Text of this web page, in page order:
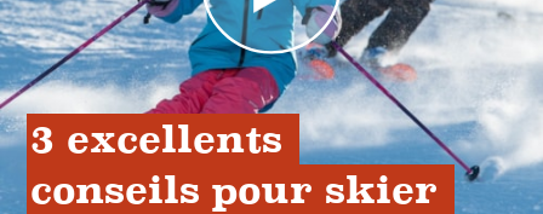
3 excellents
conseils pour skier